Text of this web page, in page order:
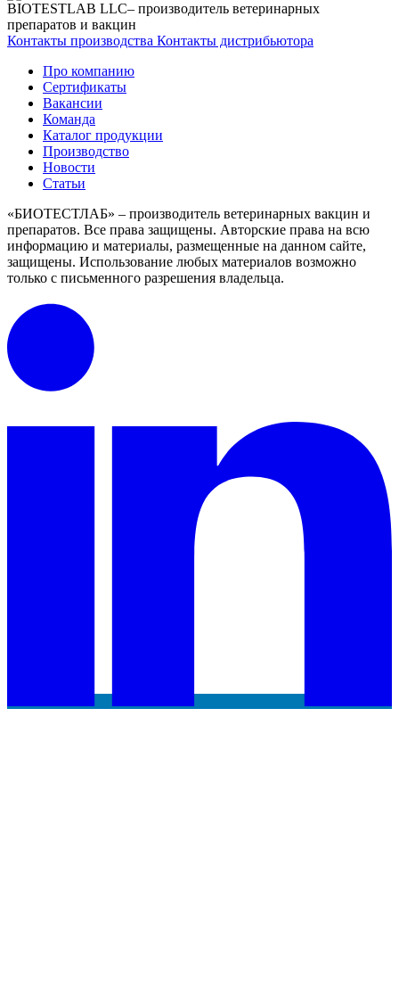
BIOTESTLAB LLC– производитель ветеринарных
препаратов и вакцин
Контакты производства Контакты дистрибьютора
Про компанию
Сертификаты
Вакансии
Команда
Каталог продукции
Производство
Новости
Статьи
«БИОТЕСТЛАБ» – производитель ветеринарных вакцин и
препаратов. Все права защищены. Авторские права на всю
информацию и материалы, размещенные на данном сайте,
защищены. Использование любых материалов возможно
только с письменного разрешения владельца.